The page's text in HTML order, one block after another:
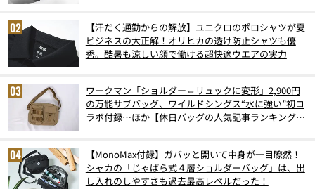
【汗だく通勤からの解放】ユニクロのポロシャツが夏
ビジネスの大正解！オリヒカの透け防止シャツも優
秀。酷暑も涼しい顔で働ける超快適ウエアの実力
ワークマン「ショルダー⇔リュックに変形」2,900円
の万能サブバッグ、ワイルドシングス“水に強い”初コ
ラボ付録…ほか【休日バッグの人気記事ランキングベ
【MonoMax付録】ガバッと開いて中身が一目瞭然！
シャカの「じゃばら式４層ショルダーバッグ」は、出
し入れのしやすさも過去最高レベルだった！